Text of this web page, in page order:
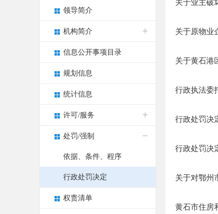
领导简介
机构简介
信息公开事项目录
规划信息
统计信息
许可/服务
处罚/强制
依据、条件、程序
行政处罚决定
权责清单
关于业主破
关于原物业
关于黄石港
行政执法委
行政处罚决
行政处罚决
关于对鄂州
黄石市住房